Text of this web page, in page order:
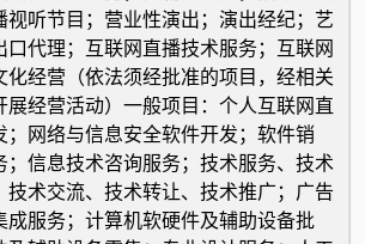
视听节目；营业性演出；演出经纪；艺
代理；互联网直播技术服务；互联网
经营（依法须经批准的项目，经相关
经营活动）一般项目：个人互联网直
网络与信息安全软件开发；软件销
；信息技术咨询服务；技术服务、技术
术交流、技术转让、技术推广；广告
成服务；计算机软硬件及辅助设备批